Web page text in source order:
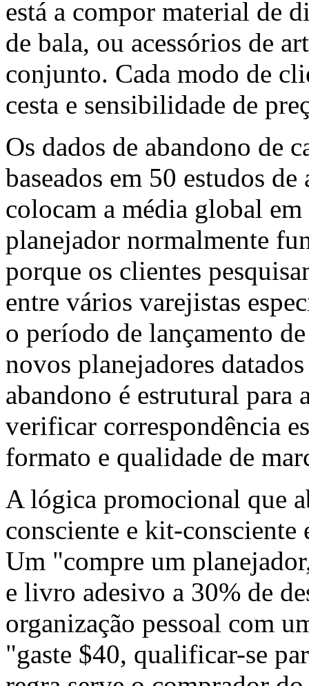
está a compor material de
de bala, ou acessórios de
conjunto. Cada modo de
cesta e sensibilidade de
Os dados de abandono de
baseados em 50 estudos
colocam a média global
planejador normalmente
porque os clientes
entre vários varejistas
o período de lançamento
novos planejadores
abandono é estrutural
verificar correspondência
formato e qualidade de
A lógica promocional que
consciente e kit-consciente
Um "compre um
e livro adesivo a 30% de
organização pessoal com
"gaste $40, qualificar-se